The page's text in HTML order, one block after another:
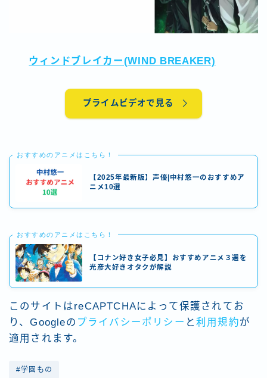
ウィンドブレイカー(WIND BREAKER)
プライムビデオで見る
おすすめのアニメはこちら！
【2025年最新版】声優|中村悠一のおすすめア
ニメ10選
おすすめのアニメはこちら！
【コナン好き女子必見】おすすめアニメ３選を
光彦大好きオタクが解説
このサイトはreCAPTCHAによって保護されてお
り、Googleの プライバシーポリシー と利用規約が
適用されます。
#学園もの